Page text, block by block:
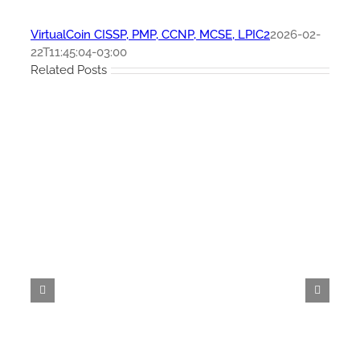
VirtualCoin CISSP, PMP, CCNP, MCSE, LPIC22026-02-
22T11:45:04-03:00
Related Posts